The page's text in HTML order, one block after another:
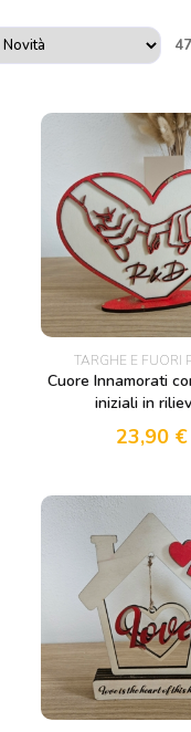
TARGHE E FUORI
Cuore Innamorati
iniziali in
23,90 €